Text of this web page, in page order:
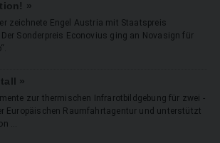
»
zeichnete Engel Austria mit Staatspreis
Sonderpreis Econovius ging an Novasign für
»
zur thermischen Infrarotbildgebung für zwei
Europäischen Raumfahrtagentur und unterstützt
...